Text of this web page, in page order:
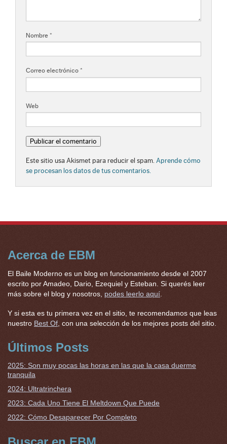
Nombre *
Correo electrónico *
Web
Este sitio usa Akismet para reducir el spam. Aprende cómo
se procesan los datos de tus comentarios.
Acerca de EBM
El Baile Moderno es un blog en funcionamiento desde el 2007
escrito por Amadeo, Dario, Ezequiel y Esteban. Si querés leer
más sobre el blog y nosotros, podes leerlo aquí
Y si esta es tu primera vez en el sitio, te recomendamos que leas
nuestro Best Of , con una selección de los mejores posts del sitio.
Últimos Posts
2025: Son muy pocas las horas en las que la casa duerme
tranquila
2024: Ultratrinchera
2023: Cada Uno Tiene El Meltdown Que Puede
2022: Cómo Desaparecer Por Completo